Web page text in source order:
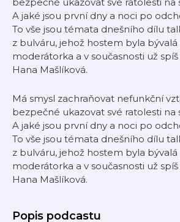
A jaké jsou první dny a noci po
To vše jsou témata dnešního dílu
z bulváru, jehož hostem byla
moderátorka a v současnosti už
Hana Mašlíková.
Má smysl zachraňovat nefunkční
bezpečné ukazovat své ratolesti na
A jaké jsou první dny a noci po
To vše jsou témata dnešního dílu
z bulváru, jehož hostem byla
moderátorka a v současnosti už
Hana Mašlíková.
Popis podcastu